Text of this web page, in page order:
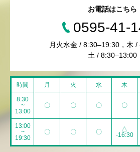
お電話はこちら
0595-41-
月火水金 / 8:30–19:30，木
土 / 8:30–13:00
時間 月 火 水 木
8:30
~
13:00
〇 〇 〇 〇
13:00
~
19:30
〇 〇 〇
△
-16:30